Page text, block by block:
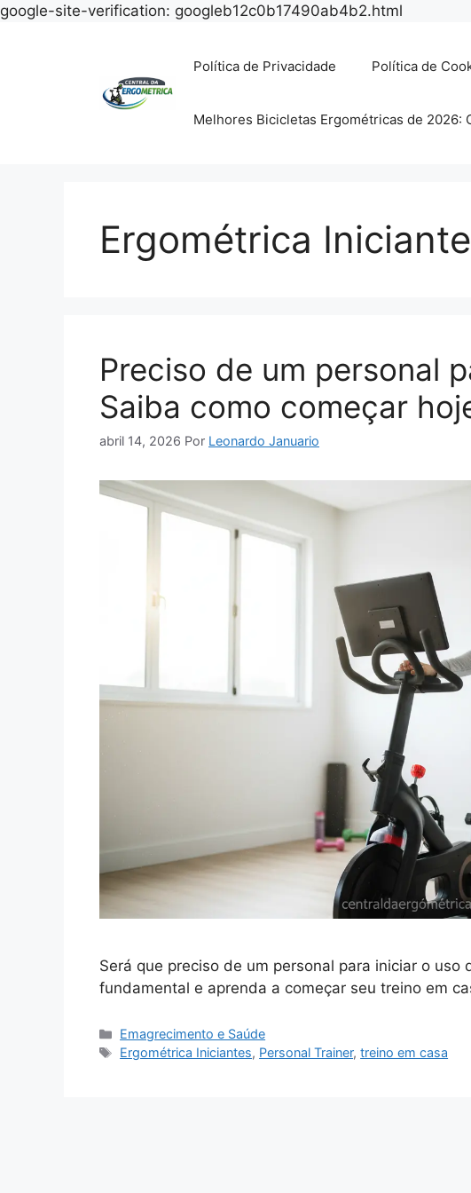
google-site-verification: googleb12c0b17490ab4b2.html
conteúdo
Política de Privacidade Política de
Melhores Bicicletas Ergométricas de 2026:
Ergométrica
Preciso de um personal
Saiba como começar
abril 14, 2026 Por Leonardo Januario
Será que preciso de um personal para iniciar o
fundamental e aprenda a começar seu treino em
Categorias
Emagrecimento e Saúde
Tags
Ergométrica Iniciantes, Personal Trainer,treino em casa